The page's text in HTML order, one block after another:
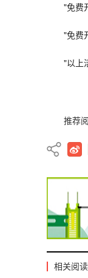
"免费
"免费
"以上
推荐
相关阅读